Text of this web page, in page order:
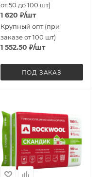
от 50 до 100 шт)
1 620 ₽/шт
Крупный опт (при
заказе от 100 шт)
1 552.50 ₽/шт
ПОД ЗАКАЗ